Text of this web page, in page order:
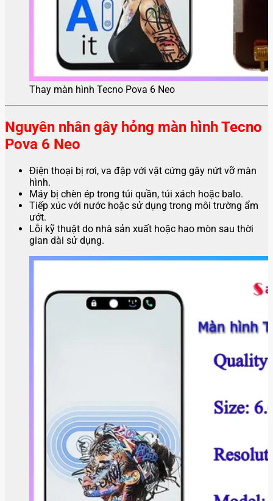
Thay màn hình Tecno Pova 6 Neo
Nguyên nhân gây hỏng màn hình Tecno
Pova 6 Neo
Điện thoại bị rơi, va đập với vật cứng gây nứt vỡ màn
hình.
Máy bị chèn ép trong túi quần, túi xách hoặc balo.
Tiếp xúc với nước hoặc sử dụng trong môi trường ẩm
ướt.
Lỗi kỹ thuật do nhà sản xuất hoặc hao mòn sau thời
gian dài sử dụng.